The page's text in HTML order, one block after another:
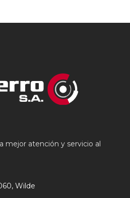
mejor atención y servicio al
Wilde